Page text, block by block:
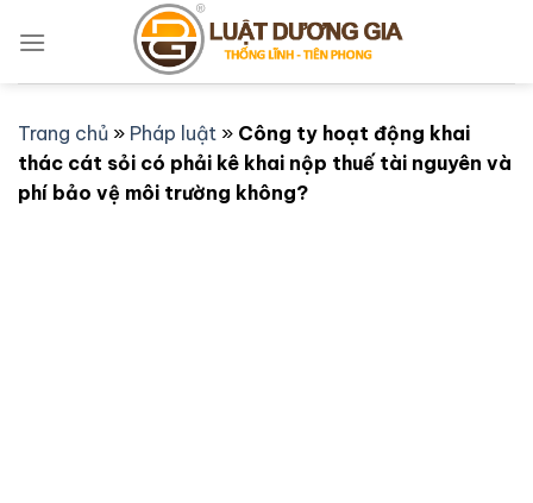
qua
Trang chủ » Pháp luật » Công ty hoạt động khai
thác cát sỏi có phải kê khai nộp thuế tài nguyên và
phí bảo vệ môi trường không?